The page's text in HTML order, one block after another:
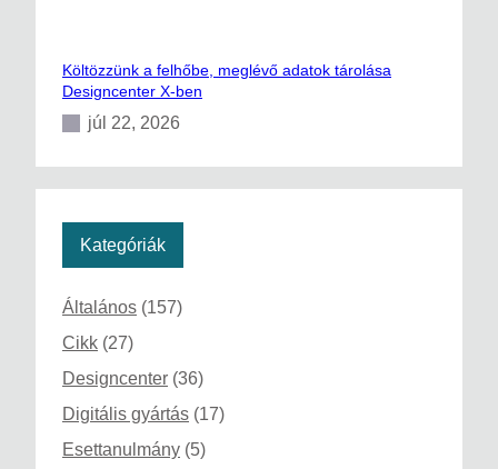
Költözzünk a felhőbe, meglévő adatok tárolása
Designcenter X-ben
júl 22, 2026
Kategóriák
Általános (157)
Cikk (27)
Designcenter (36)
Digitális gyártás (17)
Esettanulmány (5)